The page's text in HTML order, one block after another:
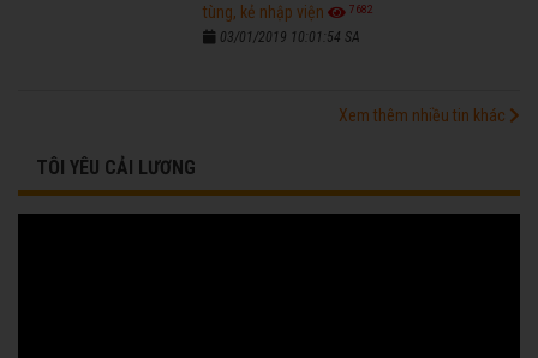
tùng, kẻ nhập viện
7682
03/01/2019 10:01:54 SA
Xem thêm nhiều tin khác
TÔI YÊU CẢI LƯƠNG